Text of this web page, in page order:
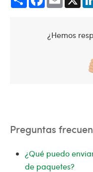
¿Hemos
Preguntas
¿Qué puedo
de paquetes?